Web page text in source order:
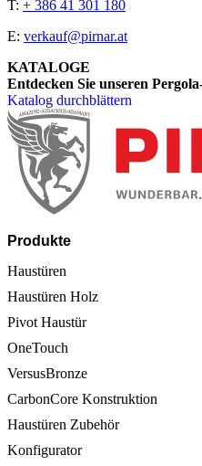
T: + 386 41 301 180
E: verkauf@pirnar.at
KATALOGE
Entdecken Sie unseren
Katalog durchblättern
Seitenfooter
Produkte
Haustüren
Haustüren Holz
Pivot Haustür
OneTouch
VersusBronze
CarbonCore Konstruktion
Haustüren Zubehör
Konfigurator